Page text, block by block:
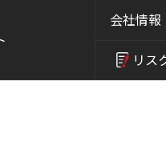
会社情報
リス